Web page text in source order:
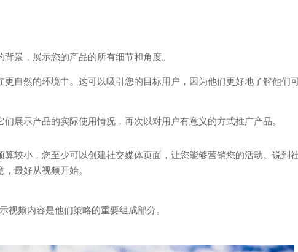
景，展示您的产品的所有细节和角度。
自然的环境中。这可以吸引您的目标用户，因为他们更好地了解他们
展示产品的实际使用情况，再次以对用户有意义的方式推广产品。
较小，您至少可以创建社交媒体页面，让您能够营销您的活动。说到
最好从视频开始。
频内容是他们策略的重要组成部分。